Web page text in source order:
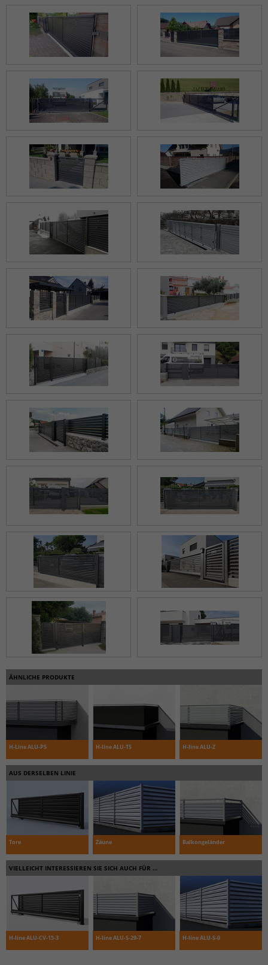
ÄHNLICHE PRODUKTE
H-Line ALU-PS H-line ALU-TS H-line ALU-Z
AUS DERSELBEN LINIE
Tore Zäune Balkongeländer
VIELLEICHT INTERESSIEREN SIE SICH AUCH FÜR …
H-line ALU-CV-15-3 H-line ALU-S-29-7 H-line ALU-S-0